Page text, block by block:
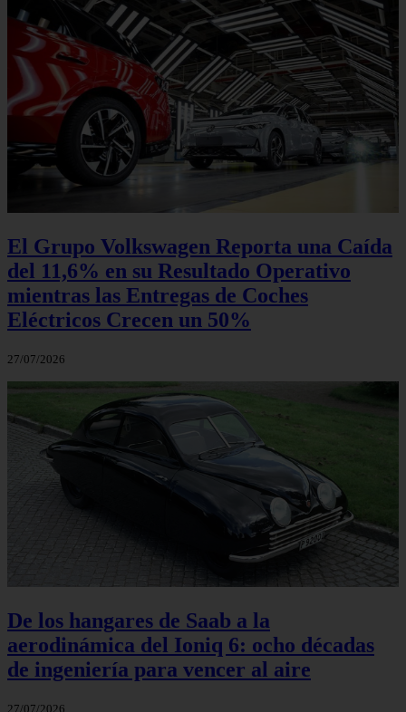
El Grupo Volkswagen Reporta una Caída
del 11,6% en su Resultado Operativo
mientras las Entregas de Coches
Eléctricos Crecen un 50%
27/07/2026
De los hangares de Saab a la
aerodinámica del Ioniq 6: ocho décadas
de ingeniería para vencer al aire
27/07/2026